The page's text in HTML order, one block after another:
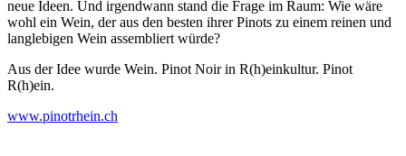
neue Ideen. Und irgendwann stand die Frage im Raum: Wie wäre
wohl ein Wein, der aus den besten ihrer Pinots zu einem reinen und
langlebigen Wein assembliert würde?
Aus der Idee wurde Wein. Pinot Noir in R(h)einkultur. Pinot
R(h)ein.
www.pinotrhein.ch